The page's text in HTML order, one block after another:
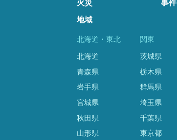
火災 事件
地域
北海道・東北
北海道
青森県
岩手県
宮城県
秋田県
山形県
関東
茨城県
栃木県
群馬県
埼玉県
千葉県
東京都